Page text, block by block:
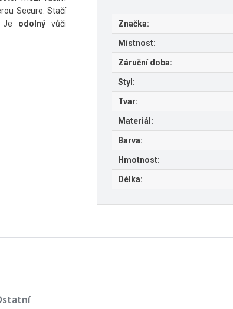
Secure. Stačí
Je odolnývůči
Značka:
Místnost:
Záruční doba:
Styl:
Tvar:
Materiál:
Barva:
Hmotnost:
Délka: